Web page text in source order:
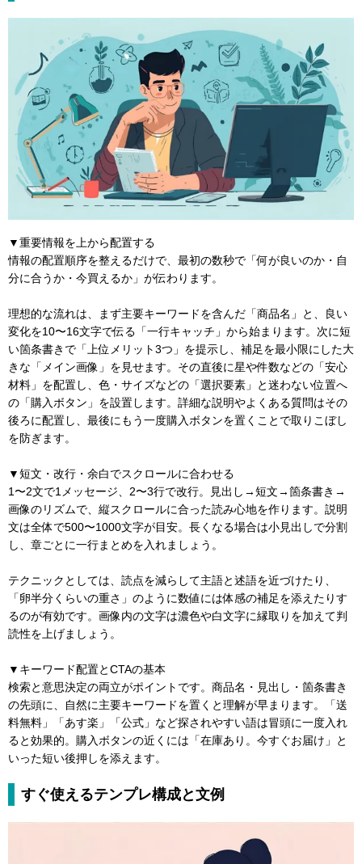
▼重要情報を上から配置する
情報の配置順序を整えるだけで、最初の数秒で「何が良いのか・自
分に合うか・今買えるか」が伝わります。
理想的な流れは、まず主要キーワードを含んだ「商品名」と、良い
変化を10〜16文字で伝る「一行キャッチ」から始まります。次に短
い箇条書きで「上位メリット3つ」を提示し、補足を最小限にした大
きな「メイン画像」を見せます。その直後に星や件数などの「安心
材料」を配置し、色・サイズなどの「選択要素」と迷わない位置へ
の「購入ボタン」を設置します。詳細な説明やよくある質問はその
後ろに配置し、最後にもう一度購入ボタンを置くことで取りこぼし
を防ぎます。
▼短文・改行・余白でスクロールに合わせる
1〜2文で1メッセージ、2〜3行で改行。見出し→短文→箇条書き→
画像のリズムで、縦スクロールに合った読み心地を作ります。説明
文は全体で500〜1000文字が目安。長くなる場合は小見出しで分割
し、章ごとに一行まとめを入れましょう。
テクニックとしては、読点を減らして主語と述語を近づけたり、
「卵半分くらいの重さ」のように数値には体感の補足を添えたりす
るのが有効です。画像内の文字は濃色や白文字に縁取りを加えて判
読性を上げましょう。
▼キーワード配置とCTAの基本
検索と意思決定の両立がポイントです。商品名・見出し・箇条書き
の先頭に、自然に主要キーワードを置くと理解が早まります。「送
料無料」「あす楽」「公式」など探されやすい語は冒頭に一度入れ
ると効果的。購入ボタンの近くには「在庫あり。今すぐお届け」と
いった短い後押しを添えます。
すぐ使えるテンプレ構成と文例